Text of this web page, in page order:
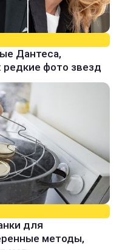
Дантеса,
фото звезд
для
методы,